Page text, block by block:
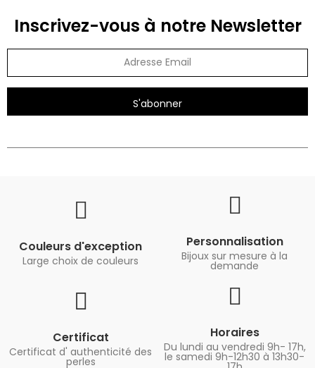
Inscrivez-vous à notre Newsletter
S'abonner
Couleurs d'exception
Large choix de couleurs
Personnalisation
Bijoux sur mesure à la
demande
Certificat
Certificat d' authenticité des
perles
Horaires
Du lundi au vendredi 9h- 17h,
le samedi 9h-12h30 à 13h30-